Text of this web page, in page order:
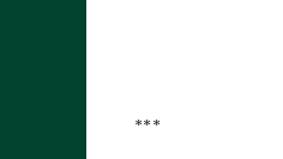
***